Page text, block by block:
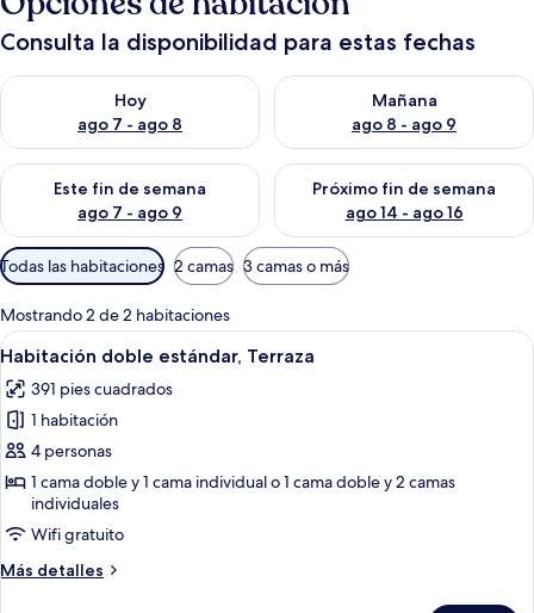
Consulta la disponibilidad para estas fechas
Hoy
ago 7 - ago 8
Consulta la disponibilidad para hoy ago 7 - ago 8
Mañana
ago 8 - ago 9
Consulta la disponibilidad
Este fin de semana
ago 7 - ago 9
Consulta la disponibilidad para este fin de semana ago 7 -
Próximo fin de semana
ago 14 - ago 16
Consulta la disponibilidad
Filtros
disponibles
para
las
habitaciones
Todas las habitaciones 2 camas 3 camas o más
Mostrando 2 de 2 habitaciones
Abrir
todas
las
fotos
de
Habitación
doble
estándar,
Terraza
Habitación de hotel con dos camas,
1
Habitación doble estándar, Terraza
391 pies cuadrados
1 habitación
4 personas
1 cama doble y 1 cama individual o 1 cama doble y 2 camas
individuales
Wifi gratuito
Más detalles
Más